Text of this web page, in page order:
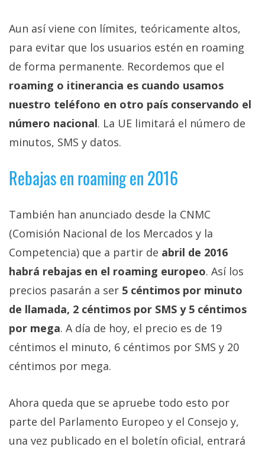
/
Cambiar
opciones
privacidad
/
Aviso
Legal
El medio de
comunicación
todas las
noticias sobre
tecnología,
móviles,
ordenadores,
apps,
videojuegos,
comparativas,
trucos y
tutoriales.
El Grupo
Informático
(CC) 2006-
derechos
reservados.
Aun así viene con límites, teóricamente altos,
para evitar que los usuarios estén en roaming
de forma permanente. Recordemos que el
roaming o itinerancia es cuando usamos
nuestro teléfono en otro país conservando el
número nacional. La UE limitará el número de
minutos, SMS y datos.
Rebajas en roaming en 2016
También han anunciado desde la CNMC
(Comisión Nacional de los Mercados y la
Competencia) que a partir de abril de 2016
habrá rebajas en el roaming europeo. Así los
precios pasarán a ser 5 céntimos por minuto
de llamada, 2 céntimos por SMS y 5 céntimos
por mega. A día de hoy, el precio es de 19
céntimos el minuto, 6 céntimos por SMS y 20
céntimos por mega.
Ahora queda que se apruebe todo esto por
parte del Parlamento Europeo y el Consejo y,
una vez publicado en el boletín oficial, entrará